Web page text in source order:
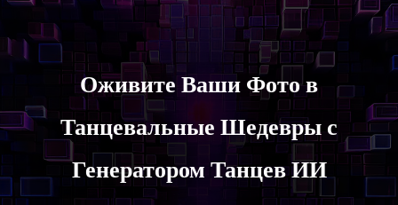
Танец Фото — это программа для анимации
статичных изображений в танцевальные видео.
Генератор танцев Vidnoz AI, также известный
как Фото Танец Vidnoz, — это волшебный
инструмент ИИ для создания ИИ танецв по
фото онлайн бесплатно.
Оживите Ваши Фото в
Танцевальные Шедевры с
Генератором Танцев ИИ